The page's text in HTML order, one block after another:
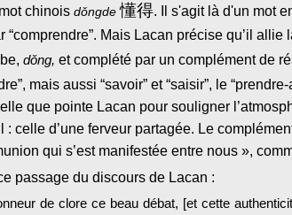
chinois dǒngde 懂得.
Il s'agit là d'un mot
“comprendre”. Mais Lacan précise qu’il allie
dǒng, et complété par un complément de
mais aussi “savoir” et “saisir”, le
que pointe Lacan pour souligner
: celle d’une ferveur partagée. Le
qui s’est manifestée entre nous »,
passage du discours de Lacan :
de clore ce beau débat, [et cette